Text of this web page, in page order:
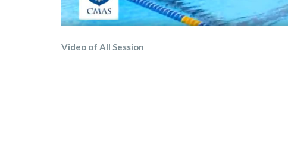
Video of All Session